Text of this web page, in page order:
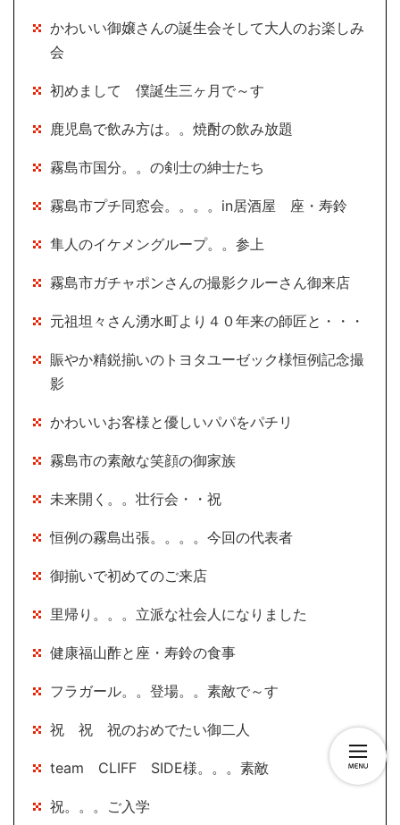
かわいい御嬢さんの誕生会そして大人のお楽しみ
会
初めまして 僕誕生三ヶ月で～す
鹿児島で飲み方は。。焼酎の飲み放題
霧島市国分。。の剣士の紳士たち
霧島市プチ同窓会。。。。in居酒屋 座・寿鈴
隼人のイケメングループ。。参上
霧島市ガチャポンさんの撮影クルーさん御来店
元祖坦々さん湧水町より４０年来の師匠と・・・
賑やか精鋭揃いのトヨタユーゼック様恒例記念撮
影
かわいいお客様と優しいパパをパチリ
霧島市の素敵な笑顔の御家族
未来開く。。壮行会・・祝
恒例の霧島出張。。。。今回の代表者
御揃いで初めてのご来店
里帰り。。。立派な社会人になりました
健康福山酢と座・寿鈴の食事
フラガール。。登場。。素敵で～す
祝 祝 祝のおめでたい御二人
team CLIFF SIDE様。。。素敵
祝。。。ご入学